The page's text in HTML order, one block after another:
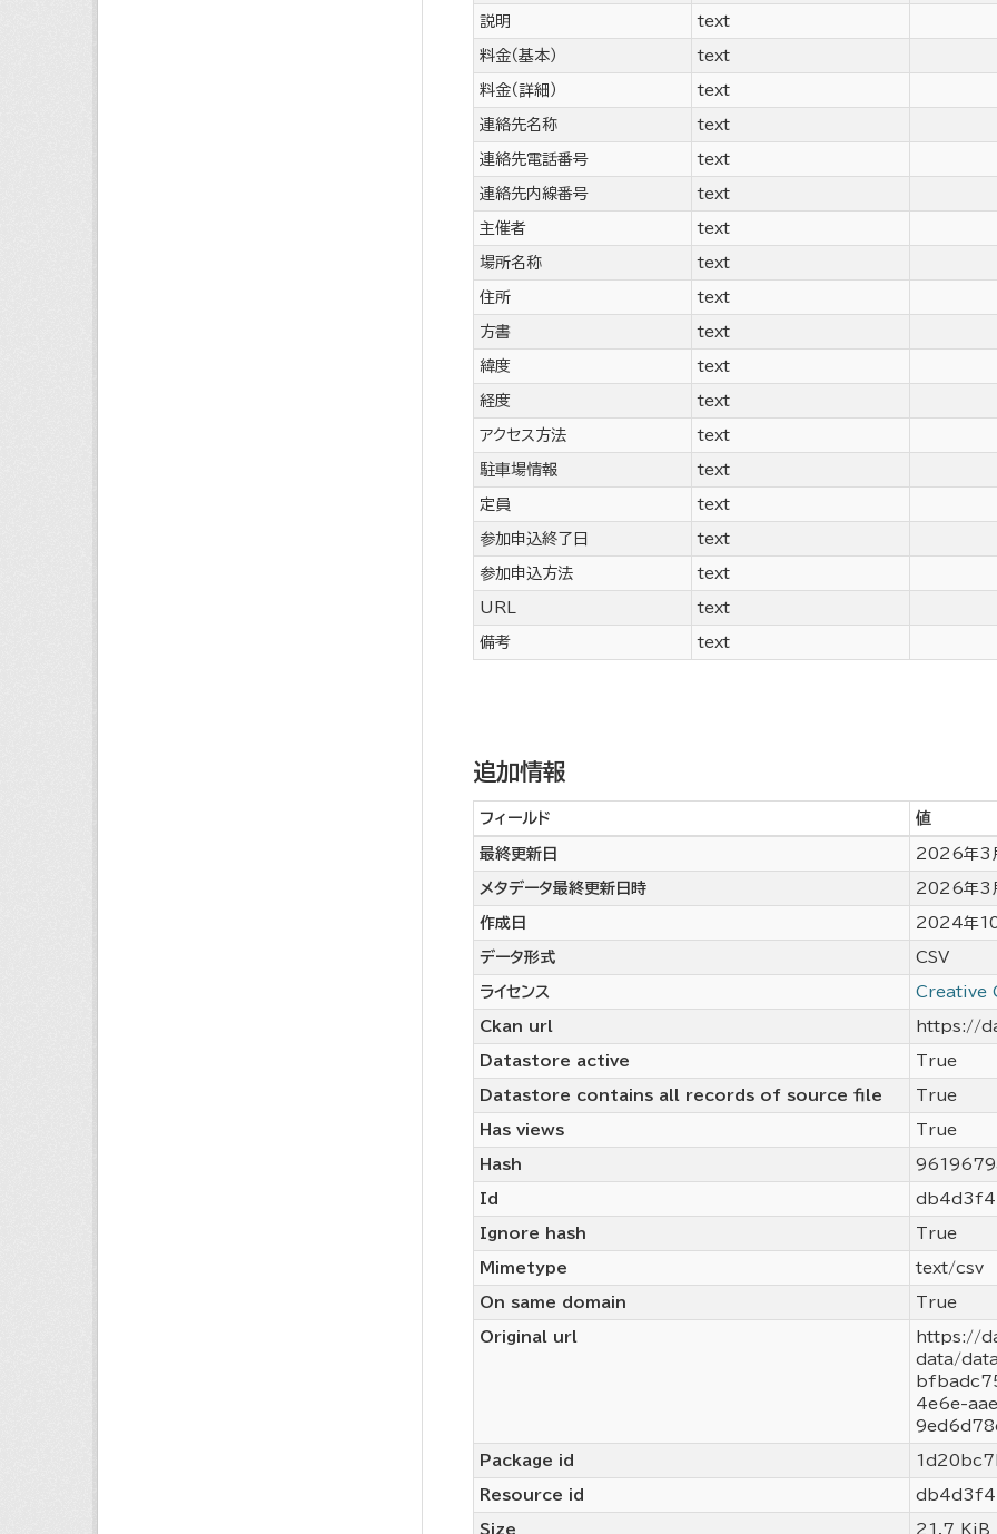
説明 text
料金（基本） text
料金（詳細） text
連絡先名称 text
連絡先電話番号 text
連絡先内線番号 text
主催者 text
場所名称 text
住所 text
方書 text
緯度 text
経度 text
アクセス方法 text
駐車場情報 text
定員 text
参加申込終了日 text
参加申込方法 text
URL text
備考 text
追加情報
フィールド 値
最終更新日 2026年3
メタデータ最終更新日時 2026年3
作成日 2024年
データ形式 CSV
ライセンス Creative
Ckan url https://
Datastore active True
Datastore contains all records of source file True
Has views True
Hash
Id
Ignore hash True
Mimetype text/csv
On same domain True
Original url
https://
data/
4e6e-
Package id
Resource id
Size 21.7 KiB